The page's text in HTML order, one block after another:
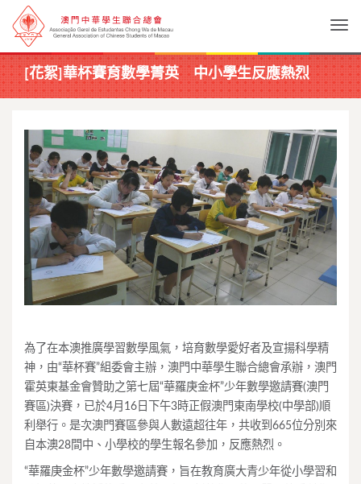
[花絮]華杯賽育數學菁英 中小學生反應熱烈
為了在本澳推廣學習數學風氣，培育數學愛好者及宣揚科學精
神，由“華杯賽”組委會主辦，澳門中華學生聯合總會承辦，澳門
霍英東基金會贊助之第七屆“華羅庚金杯”少年數學邀請賽(澳門
賽區)決賽，已於4月16日下午3時正假澳門東南學校(中學部)順
利舉行。是次澳門賽區參與人數遠超往年，共收到665位分別來
自本澳28間中、小學校的學生報名參加，反應熱烈。
“華羅庚金杯”少年數學邀請賽，旨在教育廣大青少年從小學習和